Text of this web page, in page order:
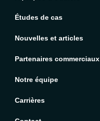
Études de cas
Nouvelles et articles
Partenaires commerciaux
Notre équipe
Carrières